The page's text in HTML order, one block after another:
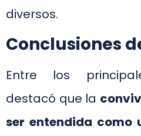
diversos.
Conclusiones
Entre los
destacó que la
ser entendida como